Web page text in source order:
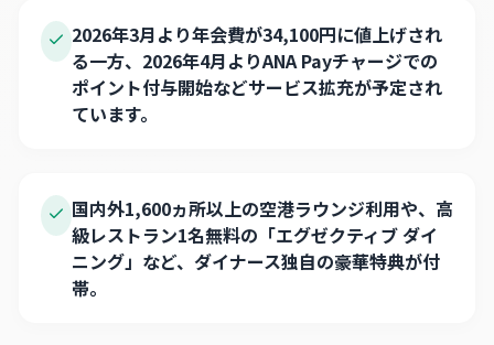
2026年3月より年会費が34,100円に値上げされ
る一方、2026年4月よりANA Payチャージでの
ポイント付与開始などサービス拡充が予定され
ています。
国内外1,600ヵ所以上の空港ラウンジ利用や、高
級レストラン1名無料の「エグゼクティブ ダイ
ニング」など、ダイナース独自の豪華特典が付
帯。